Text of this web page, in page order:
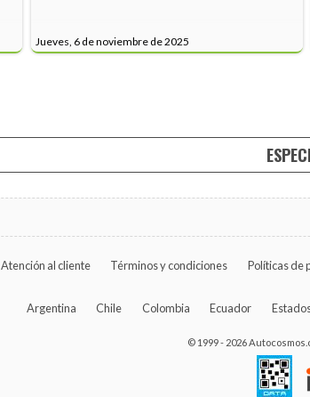
Jueves, 6 de noviembre de 2025
Atención al cliente Términos y condiciones Políticas de
Argentina Chile Colombia Ecuador
© 1999 - 2026